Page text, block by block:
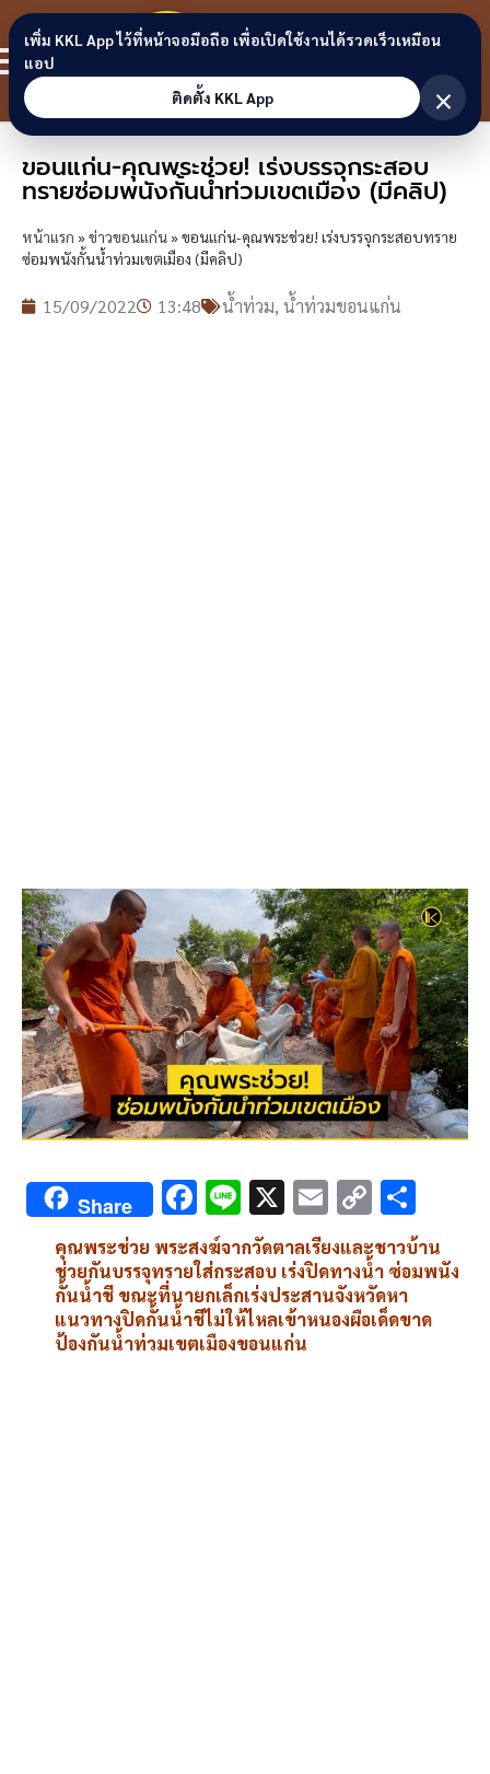
Skip to content
ขอนแก่น
ลิงก์
ขอนแก่น-คุณพระช่วย! เร่งบรรจุกระสอบ
ทรายซ่อมพนังกั้นน้ำท่วมเขตเมือง (มีคลิป)
หน้าแรก »ข่าวขอนแก่น»ขอนแก่น-คุณพระช่วย! เร่งบรรจุกระสอบทราย
ซ่อมพนังกั้นน้ำท่วมเขตเมือง (มีคลิป)
15/09/2022 13:48 น้ำท่วม, น้ำท่วมขอนแก่น
Share F
ac
e
b
o
Li
n
e
X E
m
ai
l
C
o
py
Li
n
h
ar
คุณพระช่วย พระสงฆ์จากวัดตาลเรียงและชาวบ้าน
ช่วยกันบรรจุทรายใส่กระสอบ เร่งปิดทางน้ำ ซ่อมพนัง
กั้นน้ำชี ขณะที่นายกเล็กเร่งประสานจังหวัดหา
แนวทางปิดกั้นน้ำชีไม่ให้ไหลเข้าหนองผือเด็ดขาด
ป้องกันน้ำท่วมเขตเมืองขอนแก่น
เพิ่ม KKL App ไว้ที่หน้าจอมือถือ เพื่อเปิดใช้งานได้รวดเร็วเหมือน
แอป
ติดตั้ง KKL App
×